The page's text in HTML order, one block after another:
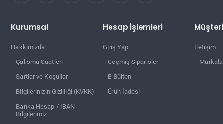
Kurumsal
Hakkımızda
Çalışma Saatleri
Şartlar ve Koşullar
Bilgilerinizin Gizliliği (KVKK)
Banka Hesap / IBAN
Bilgilerimiz
Hesap İşlemleri
Giriş Yap
Geçmiş Siparişler
E-Bülten
Ürün İadesi
İletişim